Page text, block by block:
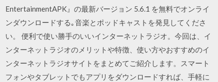
EntertainmentAPK』の最新バージョン 5.6.1 を無料でオンライ
ンダウンロードする｡音楽とポッドキャストを発見してくださ
い。 便利で使い勝手のいいインターネットラジオ。今回は、イ
ンターネットラジオのメリットや特徴、使い方やおすすめのイ
ンターネットラジオサイトをまとめてご紹介します。スマート
フォンやタブレットでもアプリをダウンロードすれば、手軽に